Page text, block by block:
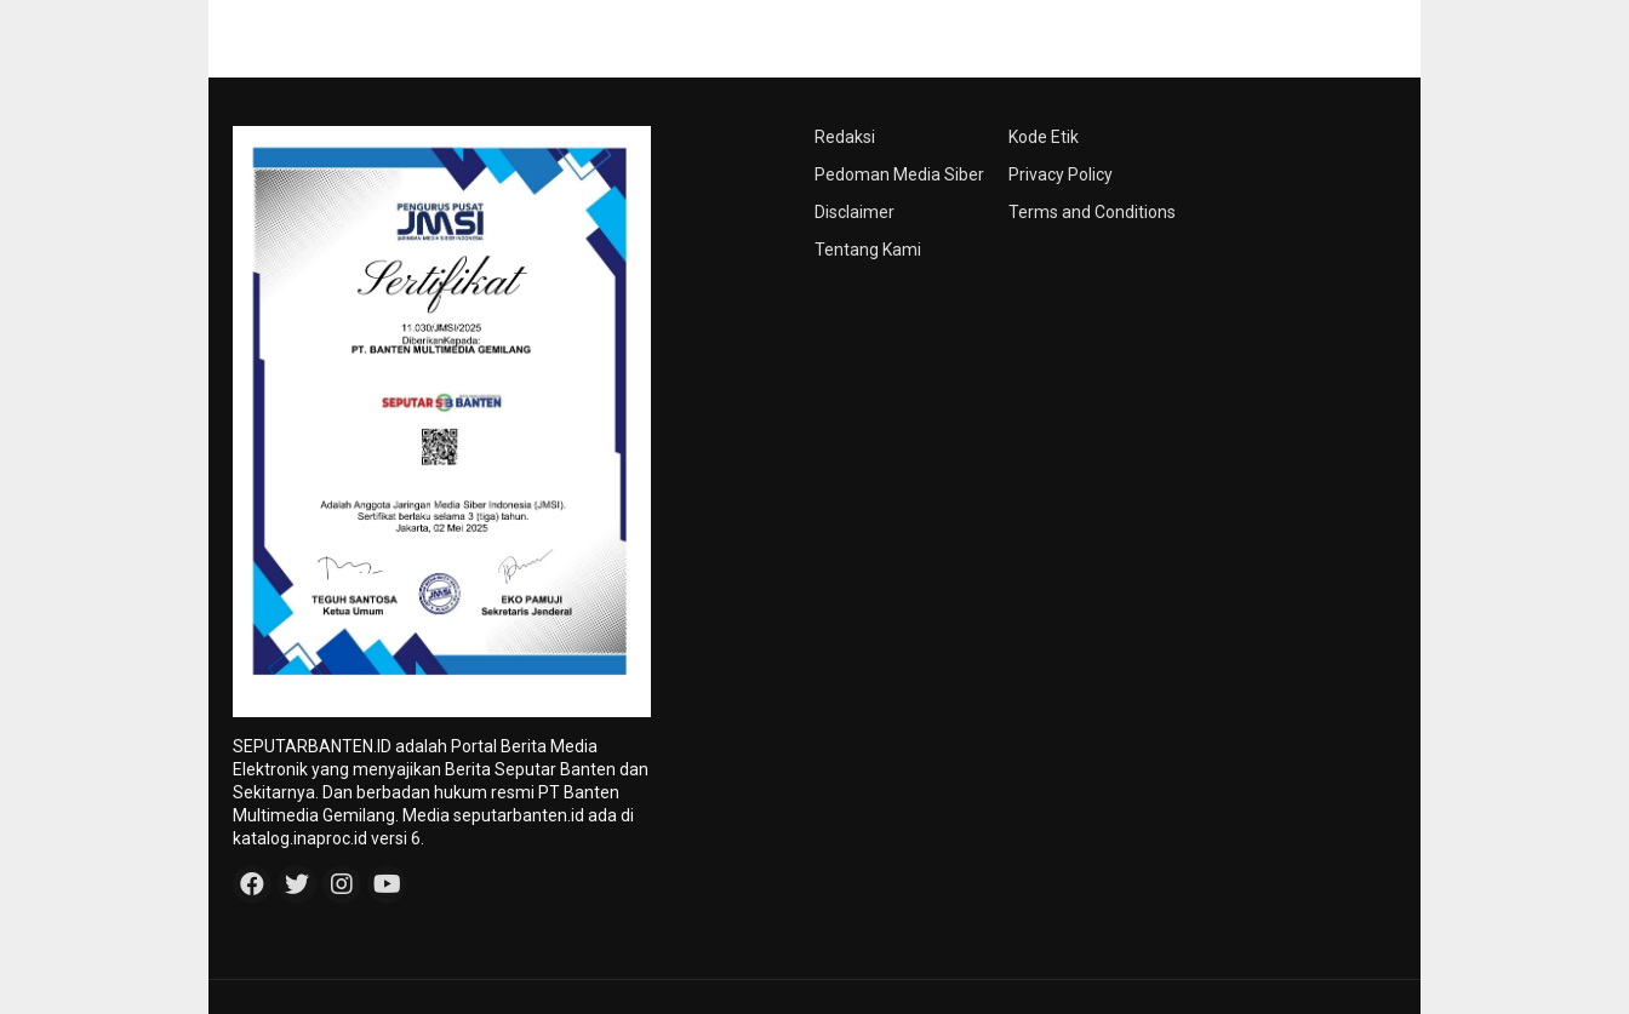
Redaksi
Pedoman Media Siber
Disclaimer
Tentang Kami
Kode Etik
Privacy Policy
Terms and Conditions
SEPUTARBANTEN.ID adalah Portal Berita Media
Elektronik yang menyajikan Berita Seputar Banten dan
Sekitarnya. Dan berbadan hukum resmi PT Banten
Multimedia Gemilang. Media seputarbanten.id ada di
katalog.inaproc.id versi 6.